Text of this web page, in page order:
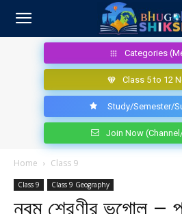
Categories
Class 5 to 12
Study/Semester/
Join Now
Home Class 9
Class 9 Class 9 Geography
নবম শ্রেণীর ভূগোল –